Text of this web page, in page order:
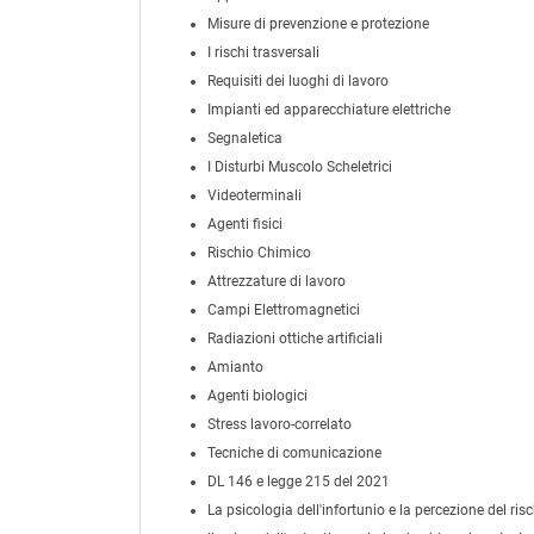
Misure di prevenzione e protezione
I rischi trasversali
Requisiti dei luoghi di lavoro
Impianti ed apparecchiature elettriche
Segnaletica
I Disturbi Muscolo Scheletrici
Videoterminali
Agenti fisici
Rischio Chimico
Attrezzature di lavoro
Campi Elettromagnetici
Radiazioni ottiche artificiali
Amianto
Agenti biologici
Stress lavoro-correlato
Tecniche di comunicazione
DL 146 e legge 215 del 2021
La psicologia dell'infortunio e la percezione del